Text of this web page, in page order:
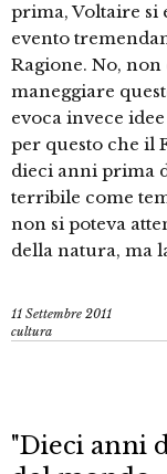
prima, Voltaire si
evento
Ragione. No,
maneggiare
evoca invece idee
per questo che il
dieci anni prima
terribile come
non si poteva
della natura, ma
11 Settembre 2011
cultura
"Dieci anni